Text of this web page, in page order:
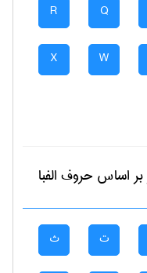
Q
R
W
X
بر اساس حروف الفبا
ت ث